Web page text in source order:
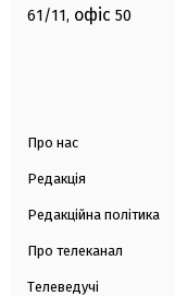
61/11, офіс 50
Про нас
Редакція
Редакційна політика
Про телеканал
Телеведучі